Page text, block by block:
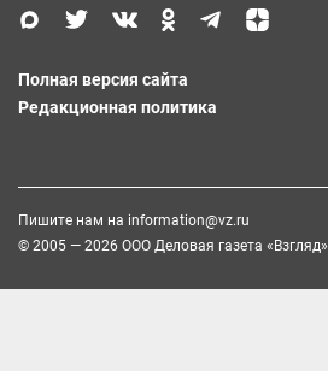
Полная версия сайта
Редакционная политика
Пишите нам на information@vz.ru
© 2005 — 2026 ООО Деловая газета «Взгляд»